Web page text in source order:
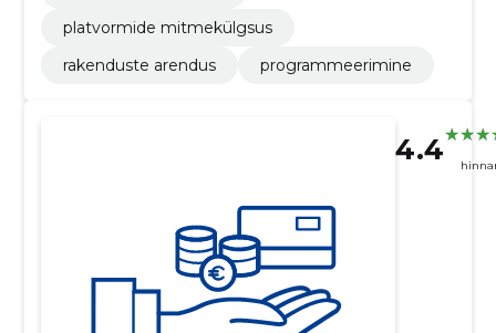
platvormide mitmekülgsus
rakenduste arendus
programmeerimine
4.4